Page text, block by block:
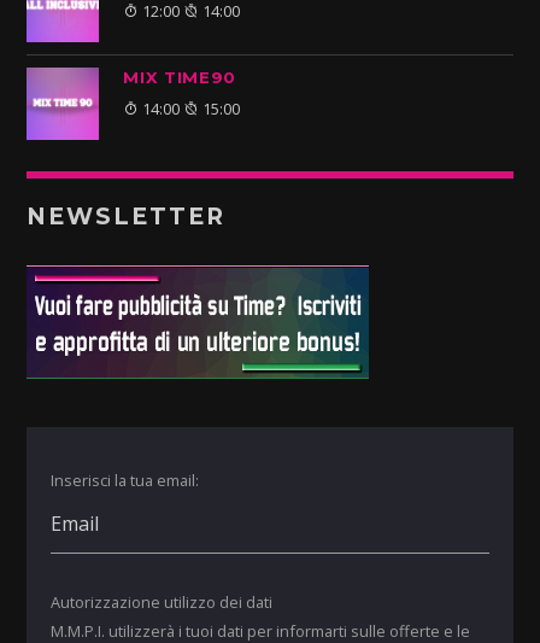
12:00 14:00
MIX TIME90
14:00 15:00
NEWSLETTER
Inserisci la tua email:
Autorizzazione utilizzo dei dati
M.M.P.I. utilizzerà i tuoi dati per informarti sulle offerte e le